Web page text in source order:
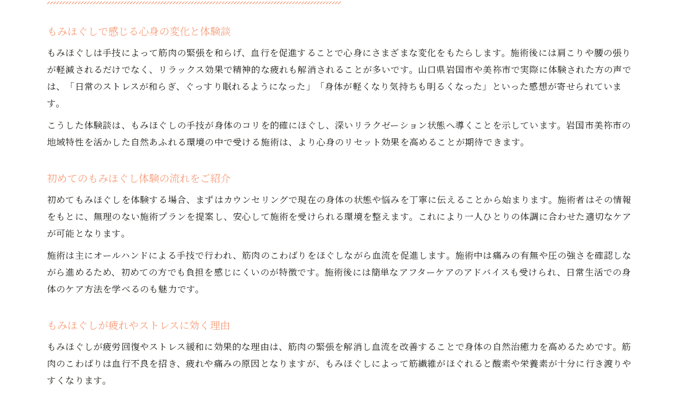
もみほぐしで日常に癒やしを取り入れる方法
施術中に感じるもみほぐしの温かさと安心感
手技のもみほぐしでリセットする方法
もみほぐし施術前後の体の変化を比較しよう
もみほぐしでリセットできる疲労と緊張の特徴
もみほぐしが心身の緊張に与えるリラックス効果
緊張を和らげるもみほぐしの施術ポイント
もみほぐしでストレス解消への第一歩を踏み出す
深いリラックスへ導くもみほぐしの技術と工夫
もみほぐし施術がもたらす安らぎの時間とは
もみほぐしで感じる心身の変化と体験談
もみほぐしは手技によって筋肉の緊張を和らげ、血行を促進することで心身にさまざまな変化をもたらします。施術後には肩こりや腰の張り
が軽減されるだけでなく、リラックス効果で精神的な疲れも解消されることが多いです。山口県岩国市や美祢市で実際に体験された方の声で
は、「日常のストレスが和らぎ、ぐっすり眠れるようになった」「身体が軽くなり気持ちも明るくなった」といった感想が寄せられていま
す。
こうした体験談は、もみほぐしの手技が身体のコリを的確にほぐし、深いリラクゼーション状態へ導くことを示しています。岩国市美祢市の
地域特性を活かした自然あふれる環境の中で受ける施術は、より心身のリセット効果を高めることが期待できます。
初めてのもみほぐし体験の流れをご紹介
初めてもみほぐしを体験する場合、まずはカウンセリングで現在の身体の状態や悩みを丁寧に伝えることから始まります。施術者はその情報
をもとに、無理のない施術プランを提案し、安心して施術を受けられる環境を整えます。これにより一人ひとりの体調に合わせた適切なケア
が可能となります。
施術は主にオールハンドによる手技で行われ、筋肉のこわばりをほぐしながら血流を促進します。施術中は痛みの有無や圧の強さを確認しな
がら進めるため、初めての方でも負担を感じにくいのが特徴です。施術後には簡単なアフターケアのアドバイスも受けられ、日常生活での身
体のケア方法を学べるのも魅力です。
もみほぐしが疲れやストレスに効く理由
もみほぐしが疲労回復やストレス緩和に効果的な理由は、筋肉の緊張を解消し血流を改善することで身体の自然治癒力を高めるためです。筋
肉のこわばりは血行不良を招き、疲れや痛みの原因となりますが、もみほぐしによって筋繊維がほぐれると酸素や栄養素が十分に行き渡りや
すくなります。